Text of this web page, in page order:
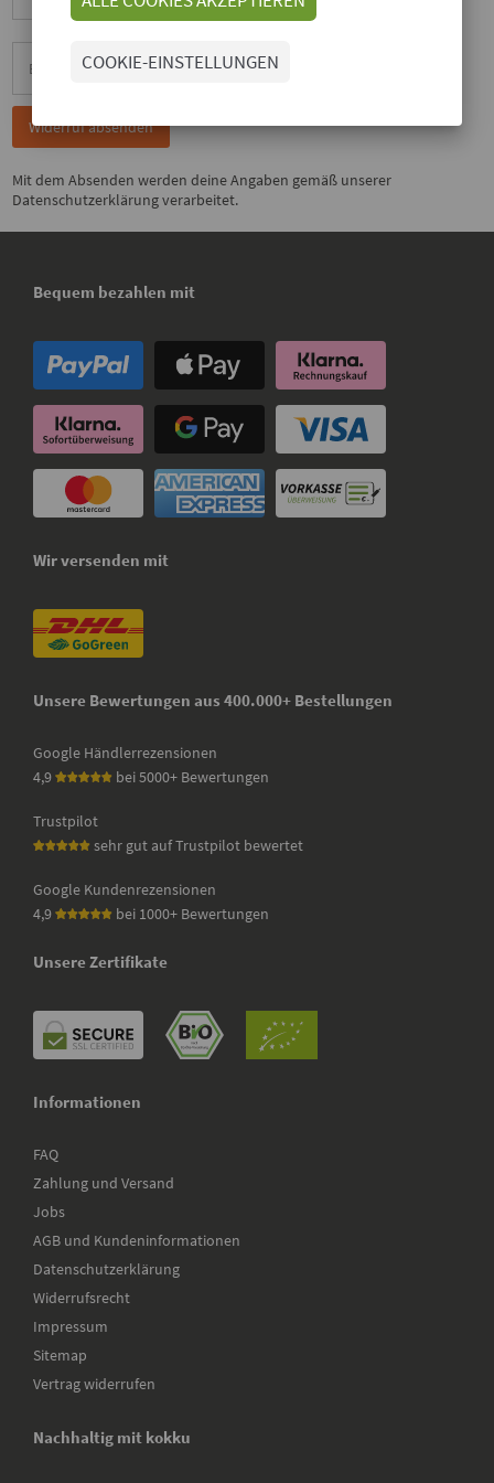
Widerruf absenden
Mit dem Absenden werden deine Angaben gemäß unserer
Datenschutzerklärungverarbeitet.
Bequem bezahlen mit
Wir versenden mit
Unsere Bewertungen aus 400.000+ Bestellungen
Google Händlerrezensionen
4,9
bei 5000+ Bewertungen
Trustpilot
sehr gut auf Trustpilot bewertet
Google Kundenrezensionen
4,9
bei 1000+ Bewertungen
Unsere Zertifikate
Informationen
FAQ
Zahlung und Versand
Jobs
AGB und Kundeninformationen
Datenschutzerklärung
Widerrufsrecht
Impressum
Sitemap
Vertrag widerrufen
Nachhaltig mit kokku
COOKIE-EINSTELLUNGEN